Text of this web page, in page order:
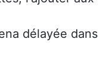
délayée dans